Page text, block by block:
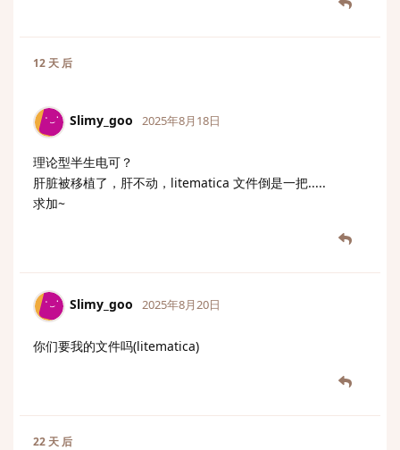
12 天 后
Slimy_goo 2025年8月18日
理论型半生电可？
肝脏被移植了，肝不动，litematica 文件倒是一把.....
求加~
Slimy_goo 2025年8月20日
你们要我的文件吗(litematica)
22 天 后